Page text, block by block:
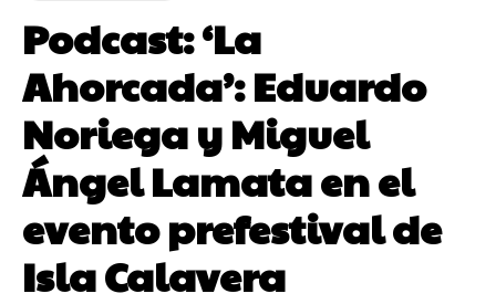
Podcast: ‘La
Ahorcada’: Eduardo
Noriega y Miguel
Ángel Lamata en el
evento prefestival de
Isla Calavera